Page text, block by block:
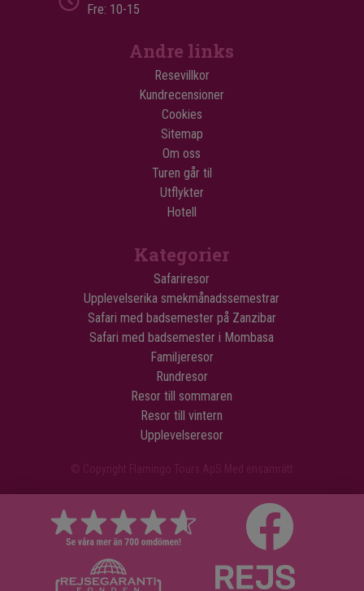
Fre: 10-15
Andre links
Resevillkor
Kundrecensioner
Cookies
Sitemap
Om oss
Turen går til
Utflykter
Hotell
Kategorier
Safariresor
Upplevelserika smekmånadssemestrar
Safari med badsemester på Zanzibar
Safari med badsemester i Mombasa
Familjeresor
Rundresor
Resor till sommaren
Resor till vintern
Upplevelseresor